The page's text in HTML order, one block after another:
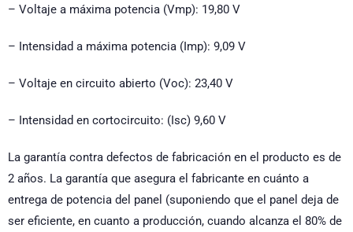
– Voltaje a máxima potencia (Vmp): 19,80 V
– Intensidad a máxima potencia (Imp): 9,09 V
– Voltaje en circuito abierto (Voc): 23,40 V
– Intensidad en cortocircuito: (Isc) 9,60 V
La garantía contra defectos de fabricación en el producto es de
2 años. La garantía que asegura el fabricante en cuánto a
entrega de potencia del panel (suponiendo que el panel deja de
ser eficiente, en cuanto a producción, cuando alcanza el 80% de